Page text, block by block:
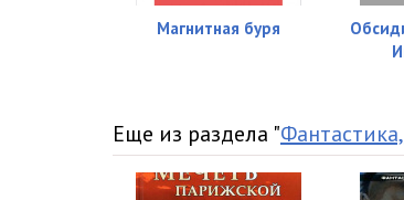
Магнитная буря
Еще из раздела "